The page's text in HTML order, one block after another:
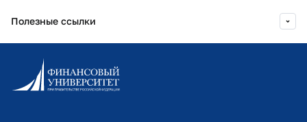
Полезные ссылки
Информационно-образовательный портал
Личный кабинет поступающего